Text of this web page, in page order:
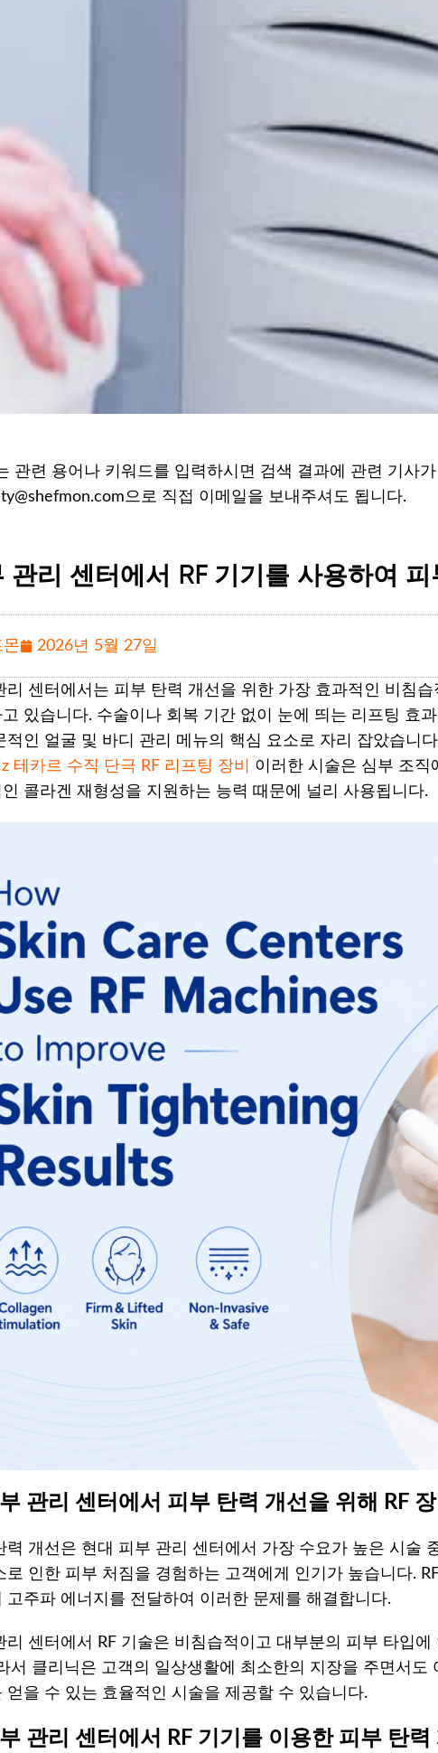
관련 용어나 키워드를 입력하시면 검색 결과에 관련 기사
으로 직접 이메일을 보내주셔도 됩니다.
관리 센터에서 RF 기기를 사용하여
몬 2026년 5월 27일
리 센터에서는 피부 탄력 개선을 위한 가장 효과적인 비침
있습니다. 수술이나 회복 기간 없이 눈에 띄는 리프팅 효
적인 얼굴 및 바디 관리 메뉴의 핵심 요소로 자리 잡았습니
테카르 수직 단극 RF 리프팅 장비
이러한 시술은 심부 조직
콜라겐 재형성을 지원하는 능력 때문에 널리 사용됩니다.
관리 센터에서 피부 탄력 개선을 위해 RF
력 개선은 현대 피부 관리 센터에서 가장 수요가 높은 시술
로 인한 피부 처짐을 경험하는 고객에게 인기가 높습니다.
고주파 에너지를 전달하여 이러한 문제를 해결합니다.
리 센터에서 RF 기술은 비침습적이고 대부분의 피부 타입
서 클리닉은 고객의 일상생활에 최소한의 지장을 주면서
얻을 수 있는 효율적인 시술을 제공할 수 있습니다.
관리 센터에서 RF 기기를 이용한 피부 탄력